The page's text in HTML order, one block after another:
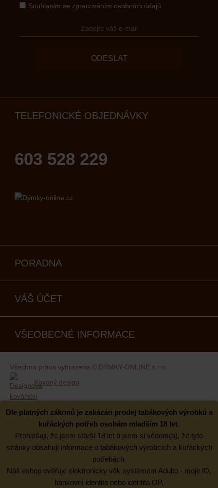
Souhlasím se zpracováním osobních údajů
ODESLAT
TELEFONICKÉ OBJEDNÁVKY
603 528 229
PORADNA
VÁŠ ÚČET
VŠEOBECNÉ INFORMACE
Všechna práva vyhrazena © DÝMKY-ONLINE s.r.o.
Kovaný design
Dle platných zákonů je zakázán prodej tabákových výrobků a
kuřáckých potřeb osobám mladším 18 let.
Prohlašuji, že jsem starší 18 let a jsem si vědom(a), že tyto
stránky obsahují informace o tabákových výrobcích a kuřáckých
potřebách.
Náš eshop ověřuje elektronicky věk systémem Adulto - moje ID,
bankovní identita nebo identita OP.